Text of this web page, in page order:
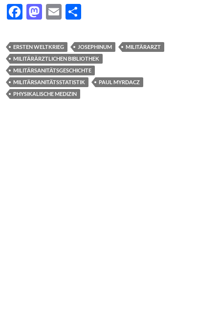
F
e
b
o
o
k
M
to
d
o
n
E
ail le
n
ERSTEN WELTKRIEG JOSEPHINUM
MILITÄRARZT
MILITÄRÄRZTLICHEN BIBLIOTHEK
MILITÄRSANITÄTSGESCHICHTE
MILITÄRSANITÄTSSTATISTIK
PAUL MYRDACZ
PHYSIKALISCHE MEDIZIN